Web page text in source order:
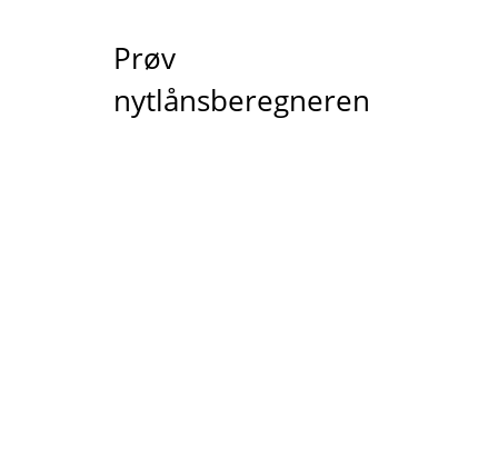
Prøv
nytlånsberegneren